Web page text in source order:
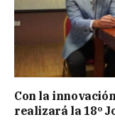
Con la
realizará la 18º